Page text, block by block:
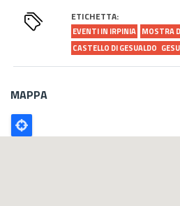
ETICHETTA:
EVENTI IN IRPINIA MOSTRA
CASTELLO DI GESUALDO
MAPPA
Poligono
GEO